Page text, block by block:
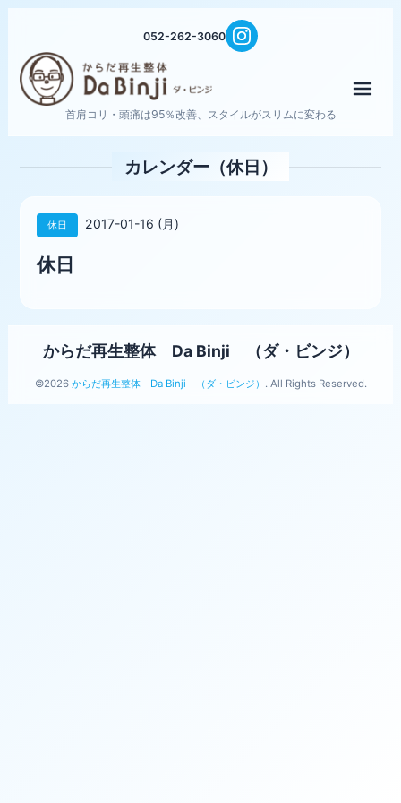
052-262-3060
首肩コリ・頭痛は95％改善、スタイルがスリムに変わる
カレンダー（休日）
休日 2017-01-16 (月)
休日
からだ再生整体 Da Binji （ダ・ビンジ）
©2026 からだ再生整体 Da Binji （ダ・ビンジ） . All Rights Reserved.